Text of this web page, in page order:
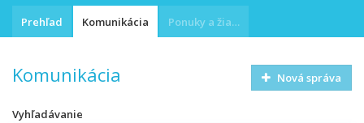
Prehľad Komunikácia Ponuky a žiadosti
Komunikácia Nová správa
Vyhľadávanie